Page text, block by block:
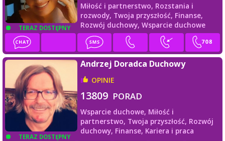
TERAZ DOSTĘPNY
Miłość i partnerstwo, Rozstania i
rozwody, Twoja przyszłość, Finanse,
Rozwój duchowy, Wsparcie duchowe
TERAZ DOSTĘPNY
Andrzej Doradca Duchowy
OPINIE
13809 PORAD
Wsparcie duchowe, Miłość i
partnerstwo, Twoja przyszłość, Rozwój
duchowy, Finanse, Kariera i praca